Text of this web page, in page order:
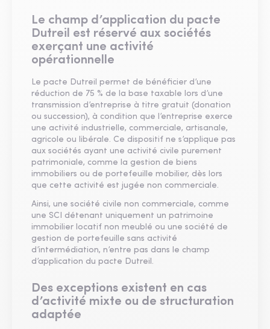
Le champ d’application du pacte
Dutreil est réservé aux sociétés
exerçant une activité
opérationnelle
Le pacte Dutreil permet de bénéficier d’une
réduction de 75 % de la base taxable lors d’une
transmission d’entreprise à titre gratuit (donation
ou succession), à condition que l’entreprise exerce
une activité industrielle, commerciale, artisanale,
agricole ou libérale. Ce dispositif ne s’applique pas
aux sociétés ayant une activité civile purement
patrimoniale, comme la gestion de biens
immobiliers ou de portefeuille mobilier, dès lors
que cette activité est jugée non commerciale.
Ainsi, une société civile non commerciale, comme
une SCI détenant uniquement un patrimoine
immobilier locatif non meublé ou une société de
gestion de portefeuille sans activité
d’intermédiation, n’entre pas dans le champ
d’application du pacte Dutreil.
Des exceptions existent en cas
d’activité mixte ou de structuration
adaptée